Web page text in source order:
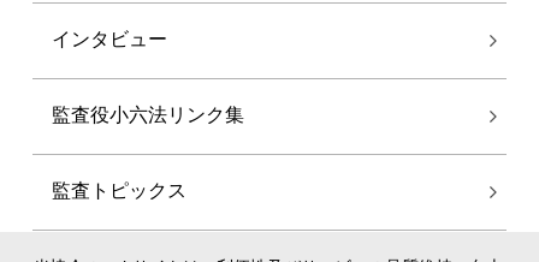
インタビュー
監査役小六法リンク集
監査トピックス